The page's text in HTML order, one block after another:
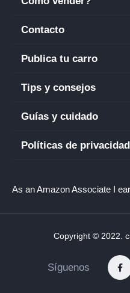
Contacto
Publica tu carro
Tips y consejos
Guías y cuidado
Políticas de privacidad
As an Amazon Associate I
Copyright © 2022.
Síguenos